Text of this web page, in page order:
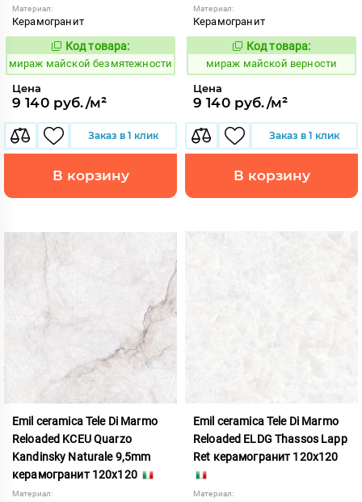
Материал:
Керамогранит
990754
Код товара:
мираж майской безмятежности
Цена
9 140 руб./м²
Заказ в 1 клик
В корзину
Материал:
Керамогранит
990756
Код товара:
мираж майской верности
Цена
9 140 руб./м²
Заказ в 1 клик
В корзину
Emil ceramica Tele Di Marmo
Reloaded KCEU Quarzo
Kandinsky Naturale 9,5mm
керамогранит 120x120
Материал:
Emil ceramica Tele Di Marmo
Reloaded ELDG Thassos Lapp
Ret керамогранит 120x120
Материал: